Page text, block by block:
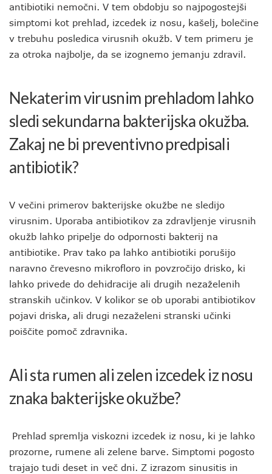
antibiotiki nemočni. V tem obdobju so najpogostejši
simptomi kot prehlad, izcedek iz nosu, kašelj, bolečine
v trebuhu posledica virusnih okužb. V tem primeru je
za otroka najbolje, da se izognemo jemanju zdravil.
Nekaterim virusnim prehladom lahko
sledi sekundarna bakterijska okužba.
Zakaj ne bi preventivno predpisali
antibiotik?
V večini primerov bakterijske okužbe ne sledijo
virusnim. Uporaba antibiotikov za zdravljenje virusnih
okužb lahko pripelje do odpornosti bakterij na
antibiotike. Prav tako pa lahko antibiotiki porušijo
naravno črevesno mikrofloro in povzročijo drisko, ki
lahko privede do dehidracije ali drugih nezaželenih
stranskih učinkov. V kolikor se ob uporabi antibiotikov
pojavi driska, ali drugi nezaželeni stranski učinki
poiščite pomoč zdravnika.
Ali sta rumen ali zelen izcedek iz nosu
znaka bakterijske okužbe?
Prehlad spremlja viskozni izcedek iz nosu, ki je lahko
prozorne, rumene ali zelene barve. Simptomi pogosto
trajajo tudi deset in več dni. Z izrazom sinusitis in